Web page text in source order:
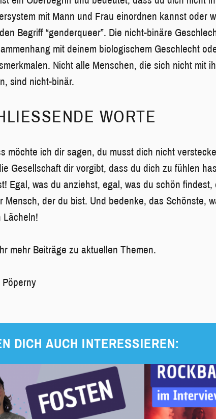
mit Mann und Frau einordnen kannst oder
Begriff “genderqueer”. Die nicht-binäre
mit deinem biologischem Geschlecht
Nicht alle Menschen, die sich nicht mit
sind nicht-binär.
WORTE
möchte ich dir sagen, du musst dich nicht
Gesellschaft dir vorgibt, dass du dich zu fühlen
Egal, was du anziehst, egal, was du schön
Mensch, der du bist. Und bedenke, das Schönste,
Lächeln!
mehr Beiträge zu aktuellen Themen.
Pöperny
DICH AUCH INTERESSIEREN: